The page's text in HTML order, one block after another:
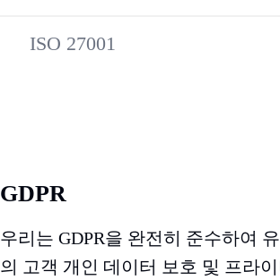
ISO 27001
GDPR
우리는 GDPR을 완전히 준수하여
의 고객 개인 데이터 보호 및 프라